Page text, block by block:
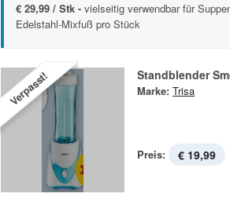
€ 29,99 / Stk - vielseitig verwendbar für
Edelstahl-Mixfuß pro Stück
Verpasst! Standblender
Marke: Trisa
Preis: € 19,99